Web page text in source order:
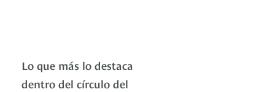
Lo que más lo destaca
dentro del círculo del